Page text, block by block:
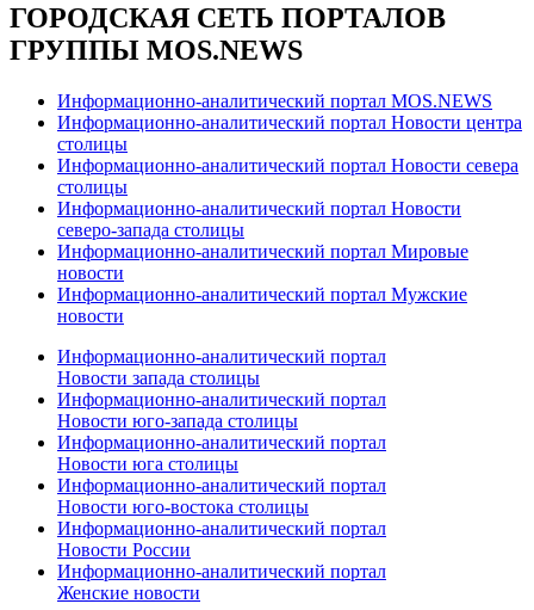
ГОРОДСКАЯ СЕТЬ ПОРТАЛОВ
ГРУППЫ MOS.NEWS
Информационно-аналитический портал MOS.NEWS
Информационно-аналитический портал Новости центра
столицы
Информационно-аналитический портал Новости севера
столицы
Информационно-аналитический портал Новости
северо-запада столицы
Информационно-аналитический портал Мировые
новости
Информационно-аналитический портал Мужские
новости
Информационно-аналитический портал
Новости запада столицы
Информационно-аналитический портал
Новости юго-запада столицы
Информационно-аналитический портал
Новости юга столицы
Информационно-аналитический портал
Новости юго-востока столицы
Информационно-аналитический портал
Новости России
Информационно-аналитический портал
Женские новости